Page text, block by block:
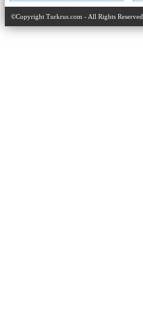
©Copyright Turkrus.com - All Rights Reserved